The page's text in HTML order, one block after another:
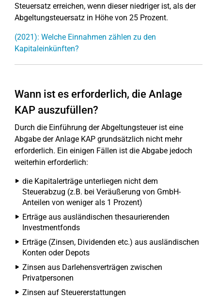
Steuersatz erreichen, wenn dieser niedriger ist, als der
Abgeltungsteuersatz in Höhe von 25 Prozent.
(2021): Welche Einnahmen zählen zu den
Kapitaleinkünften?
Wann ist es erforderlich, die Anlage
KAP auszufüllen?
Durch die Einführung der Abgeltungsteuer ist eine
Abgabe der Anlage KAP grundsätzlich nicht mehr
erforderlich. Ein einigen Fällen ist die Abgabe jedoch
weiterhin erforderlich:
die Kapitalerträge unterliegen nicht dem
Steuerabzug (z.B. bei Veräußerung von GmbH-
Anteilen von weniger als 1 Prozent)
Erträge aus ausländischen thesaurierenden
Investmentfonds
Erträge (Zinsen, Dividenden etc.) aus ausländischen
Konten oder Depots
Zinsen aus Darlehensverträgen zwischen
Privatpersonen
Zinsen auf Steuererstattungen